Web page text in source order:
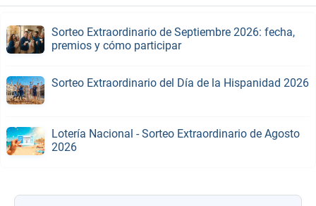
Sorteo Extraordinario de Septiembre 2026: fecha,
premios y cómo participar
Sorteo Extraordinario del Día de la Hispanidad 2026
Lotería Nacional - Sorteo Extraordinario de Agosto
2026